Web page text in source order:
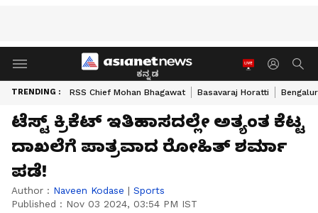
ಕನ್ನಡ
TRENDING : RSS Chief Mohan Bhagawat Basavaraj Horatti
ಟೆಸ್ಟ್‌ ಕ್ರಿಕೆಟ್ ಇತಿಹಾಸದಲ್ಲೇ ಅತ್ಯಂತ ಕೆಟ್ಟ
ದಾಖಲೆಗೆ ಪಾತ್ರವಾದ ರೋಹಿತ್ ಶರ್ಮಾ
ಪಡೆ!
Author : Naveen Kodase | Sports
Published : Nov 03 2024, 03:54 PM IST